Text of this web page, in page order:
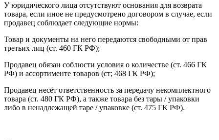
У юридического лица отсутствуют основания для возврата
товара, если иное не предусмотрено договором в случае, если
продавец соблюдает следующие нормы:
Товар и документы на него передаются свободными от прав
третьих лиц (ст. 460 ГК РФ);
Продавец обязан соблюсти условия о количестве (ст. 466 ГК
РФ) и ассортименте товаров (ст; 468 ГК РФ);
Продавец несёт ответственность за передачу некомплектного
товара (ст. 480 ГК РФ), а также товара без тары / упаковки
либо в ненадлежащей таре / упаковке (ст. 475 ГК РФ).